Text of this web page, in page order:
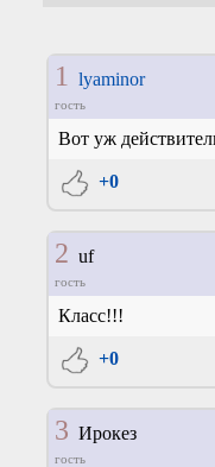
1 lyaminor
гость
Вот уж
+0
2 uf
гость
Класс!!!
+0
3 Ирокез
гость